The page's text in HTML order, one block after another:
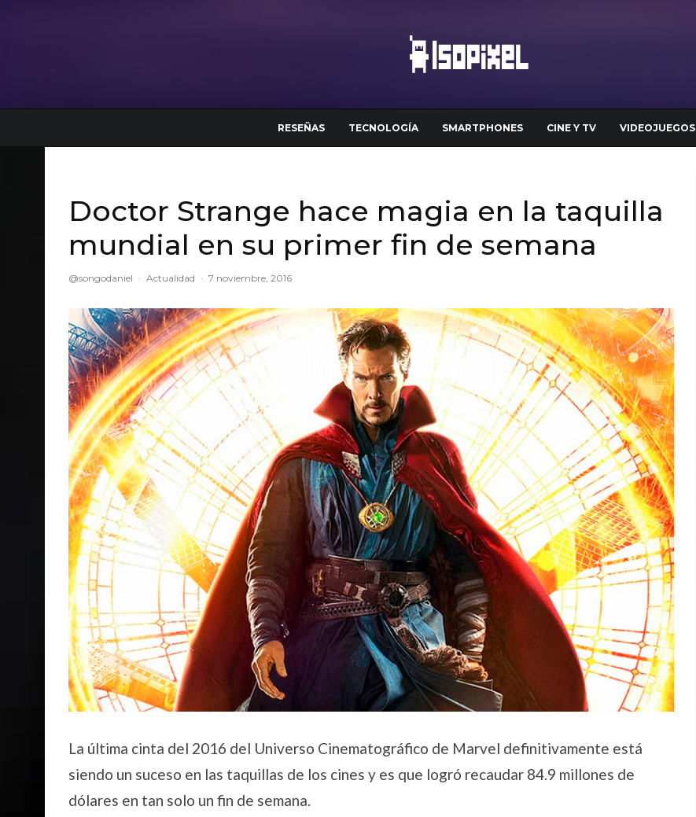
RESEÑAS TECNOLOGÍA SMARTPHONES CINE Y TV VIDEOJUEGOS
Doctor Strange hace magia en la taquilla
mundial en su primer fin de semana
@songodaniel · Actualidad · 7 noviembre, 2016
La última cinta del 2016 del Universo Cinematográfico de Marvel definitivamente está
siendo un suceso en las taquillas de los cines y es que logró recaudar 84.9 millones de
dólares en tan solo un fin de semana.